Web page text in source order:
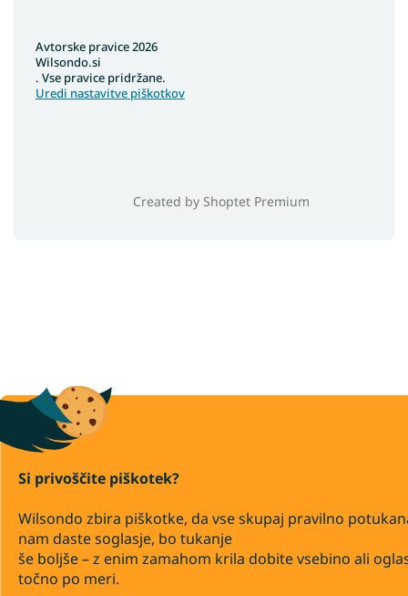
Si privoščite piškotek?
Wilsondo zbira piškotke, da vse skupaj pravilno
nam daste soglasje, bo tukanje
še boljše – z enim zamahom krila dobite vsebino ali
točno po meri.
Created by Shoptet Premium
Avtorske pravice 2026
Wilsondo.si
. Vse pravice pridržane.
Uredi nastavitve piškotkov